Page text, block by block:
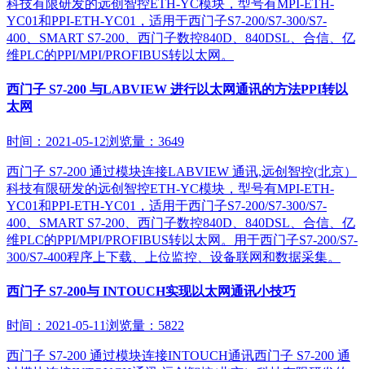
科技有限研发的远创智控ETH-YC模块，型号有MPI-ETH-
YC01和PPI-ETH-YC01，适用于西门子S7-200/S7-300/S7-
400、SMART S7-200、西门子数控840D、840DSL、合信、亿
维PLC的PPI/MPI/PROFIBUS转以太网。
西门子 S7-200 与LABVIEW 进行以太网通讯的方法PPI转以
太网
时间：2021-05-12浏览量：3649
西门子 S7-200 通过模块连接LABVIEW 通讯,远创智控(北京）
科技有限研发的远创智控ETH-YC模块，型号有MPI-ETH-
YC01和PPI-ETH-YC01，适用于西门子S7-200/S7-300/S7-
400、SMART S7-200、西门子数控840D、840DSL、合信、亿
维PLC的PPI/MPI/PROFIBUS转以太网。用于西门子S7-200/S7-
300/S7-400程序上下载、上位监控、设备联网和数据采集。
西门子 S7-200与 INTOUCH实现以太网通讯小技巧
时间：2021-05-11浏览量：5822
西门子 S7-200 通过模块连接INTOUCH通讯西门子 S7-200 通